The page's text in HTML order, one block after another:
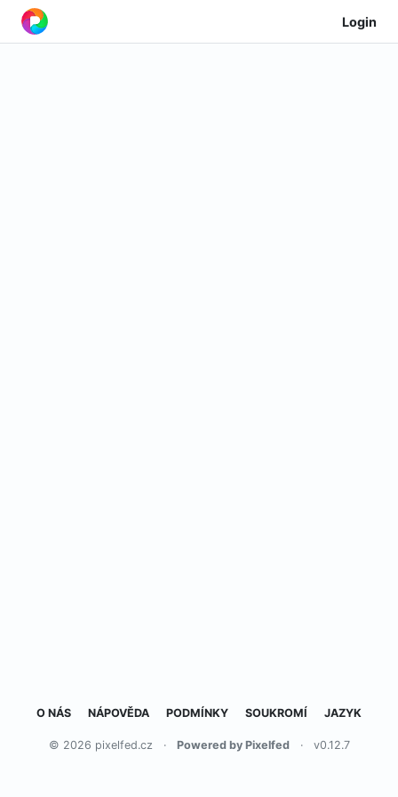
Login
O NÁS NÁPOVĚDA PODMÍNKY SOUKROMÍ JAZYK
© 2026 pixelfed.cz · Powered by Pixelfed · v0.12.7